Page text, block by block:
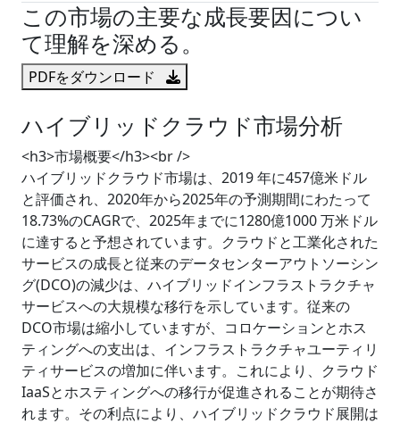
この市場の主要な成長要因につい
て理解を深める。
PDFをダウンロード
ハイブリッドクラウド市場分析
<h3>市場概要</h3><br />
ハイブリッドクラウド市場は、2019 年に457億米ドル
と評価され、2020年から2025年の予測期間にわたって
18.73%のCAGRで、2025年までに1280億1000 万米ドル
に達すると予想されています。クラウドと工業化された
サービスの成長と従来のデータセンターアウトソーシン
グ(DCO)の減少は、ハイブリッドインフラストラクチャ
サービスへの大規模な移行を示しています。従来の
DCO市場は縮小していますが、コロケーションとホス
ティングへの支出は、インフラストラクチャユーティリ
ティサービスの増加に伴います。これにより、クラウド
IaaSとホスティングへの移行が促進されることが期待さ
れます。その利点により、ハイブリッドクラウド展開は